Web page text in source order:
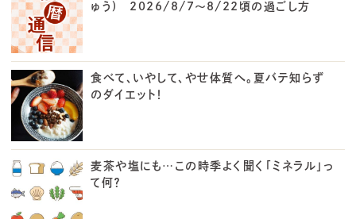
ゅう) 2026/8/7～8/22頃の過ごし方
食べて、いやして、やせ体質へ。夏バテ知らず
のダイエット！
麦茶や塩にも…この時季よく聞く「ミネラル」っ
て何？